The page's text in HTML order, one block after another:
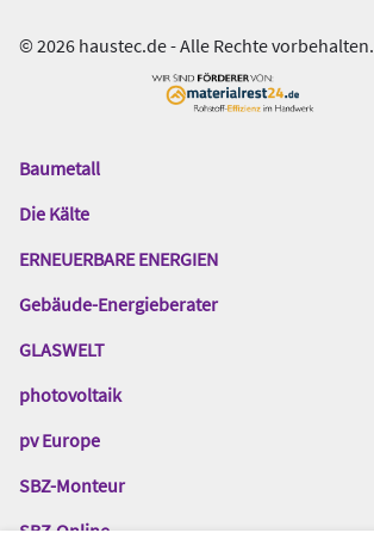
© 2026 haustec.de - Alle Rechte vorbehalten.
Das
Gentner
Baumetall
Die Kälte
ERNEUERBARE ENERGIEN
Gebäude-Energieberater
GLASWELT
photovoltaik
pv Europe
SBZ-Monteur